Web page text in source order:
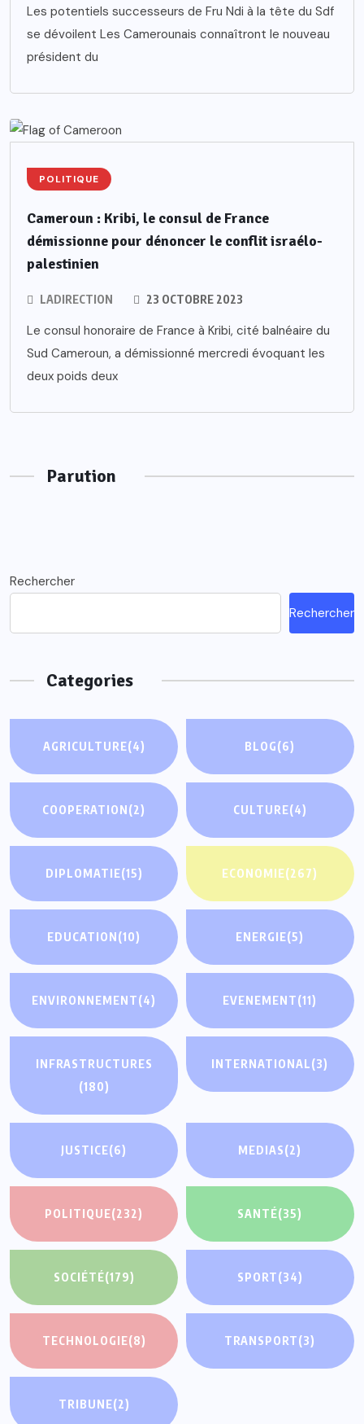
Les potentiels successeurs de Fru Ndi à la tête du Sdf
se dévoilent Les Camerounais connaîtront le nouveau
président du
POLITIQUE
Cameroun : Kribi, le consul de France
démissionne pour dénoncer le conflit israélo-
palestinien
LADIRECTION 23 OCTOBRE 2023
Le consul honoraire de France à Kribi, cité balnéaire du
Sud Cameroun, a démissionné mercredi évoquant les
deux poids deux
Parution
Rechercher
Rechercher
Categories
AGRICULTURE(4) BLOG(6)
COOPERATION(2) CULTURE(4)
DIPLOMATIE(15) ECONOMIE(267)
EDUCATION(10) ENERGIE(5)
ENVIRONNEMENT(4) EVENEMENT(11)
INFRASTRUCTURES
(180)
INTERNATIONAL(3)
JUSTICE(6) MEDIAS(2)
POLITIQUE(232) SANTÉ(35)
SOCIÉTÉ(179) SPORT(34)
TECHNOLOGIE(8) TRANSPORT(3)
TRIBUNE(2)